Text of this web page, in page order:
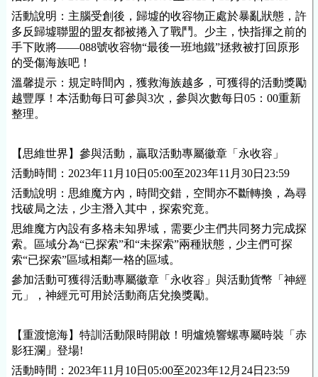
活動說明：主腦受創後，歸墟的收容物正處於暴亂狀態，許
多反歸墟聯盟的盟友都被捲入了戰鬥。少主，快指揮之前的
手下敗將——088號收容物“最後一班地鐵”拯救被打回原形
的受傷海族吧！
溫馨提示：規定時間內，獲救海族越多，可獲得的活動獎勵
越豐厚！本活動每日可參與3次，參與次數每日05：00重新
整理。
【思維世界】參與活動，贏取活動專屬徽章「永收容」
活動時間：2023年11月10日05:00至2023年11月30日23:59
活動說明：思維魔方內，時間交錯，空間亦不斷轉換，為尋
找破局之法，少主潛入其中，探索究竟。
思維魔方內設有多格未知界域，需要少主們共同努力完成探
索。區域分為“已探索”和“未探索”兩種狀態，少主們可探
索“已探索”區域相鄰一格的區域。
參加活動可獲得活動專屬徽章「永收容」與活動貨幣「神經
元」，神經元可用於活動商店兌換獎勵。
【重渡憶海】特訓活動限時開啟！明爐燒響螺專屬時裝「赤
影狂瀾」登場!
活動時間：2023年11月10日05:00至2023年12月24日23:59